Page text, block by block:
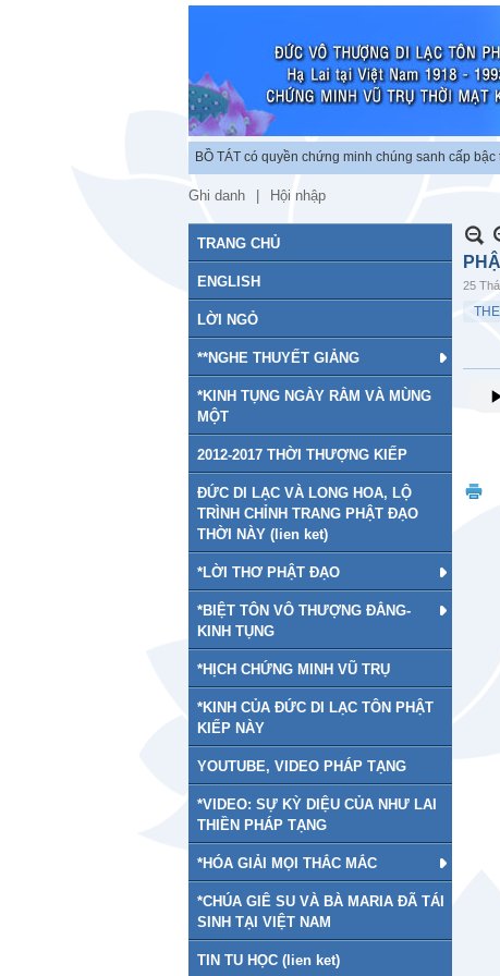
độc lập chứng minh vũ trụ. BỒ TÁT có quyền chứng minh chúng sanh cấp bậc tu
Ghi danh Hội nhập
TRANG CHỦ
ENGLISH
LỜI NGỎ
**NGHE THUYẾT GIẢNG
*KINH TỤNG NGÀY RẰM VÀ MÙNG
MỘT
2012-2017 THỜI THƯỢNG KIẾP
ĐỨC DI LẠC VÀ LONG HOA, LỘ
TRÌNH CHỈNH TRANG PHẬT ĐẠO
THỜI NÀY (lien ket)
*LỜI THƠ PHẬT ĐẠO
*BIỆT TÔN VÔ THƯỢNG ĐẲNG-
KINH TỤNG
*HỊCH CHỨNG MINH VŨ TRỤ
*KINH CỦA ĐỨC DI LẠC TÔN PHẬT
KIẾP NÀY
YOUTUBE, VIDEO PHÁP TẠNG
*VIDEO: SỰ KỲ DIỆU CỦA NHƯ LAI
THIỀN PHÁP TẠNG
*HÓA GIẢI MỌI THẮC MẮC
*CHÚA GIÊ SU VÀ BÀ MARIA ĐÃ TÁI
SINH TẠI VIỆT NAM
TIN TU HỌC (lien ket)
25